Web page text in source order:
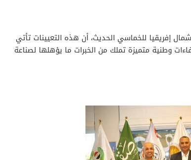
إفريقيا للخماسي الحديث، أن هذه التعيينات تأتي
وطنية متميزة تملك من الخبرات ما يؤهلها لصناعة